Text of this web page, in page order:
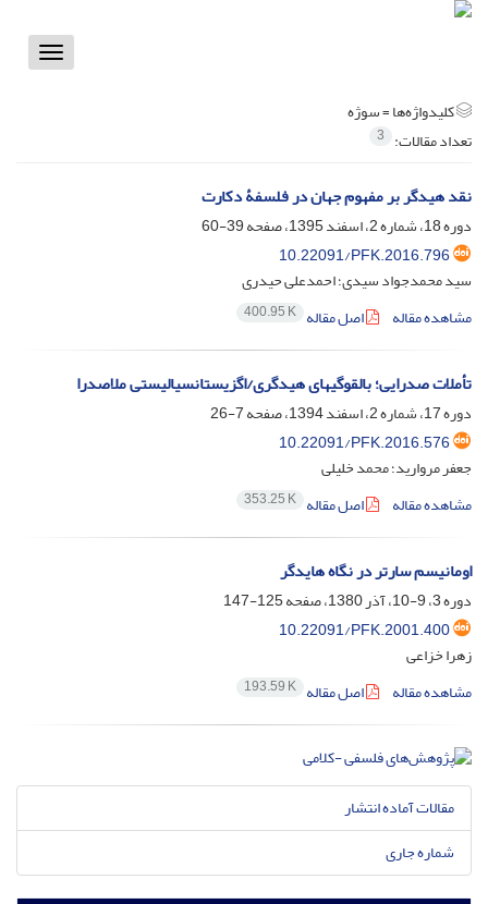
Toggle
کلیدواژه‌ها =سوژه
تعداد مقالات: 3
نقد هیدگر بر مفهوم جهان در فلسفۀ دکارت
دوره 18، شماره 2، اسفند 1395، صفحه
39-60
10.22091/PFK.2016.796
سید محمدجواد سیدی؛ احمدعلی حیدری
مشاهده مقاله
اصل مقاله 400.95 K
تأملات صدرایی؛ بالقوگی‎های هیدگری/اگزیستانسیالیستی ملاصدرا
دوره 17، شماره 2، اسفند 1394، صفحه
7-26
10.22091/PFK.2016.576
جعفر مروارید؛ محمد خلیلی
مشاهده مقاله
اصل مقاله 353.25 K
اومانیسم سارتر در نگاه هایدگر
دوره 3، 9-10، آذر 1380، صفحه
125-147
10.22091/PFK.2001.400
زهرا خزاعی
مشاهده مقاله
اصل مقاله 193.59 K
مقالات آماده انتشار
شماره جاری